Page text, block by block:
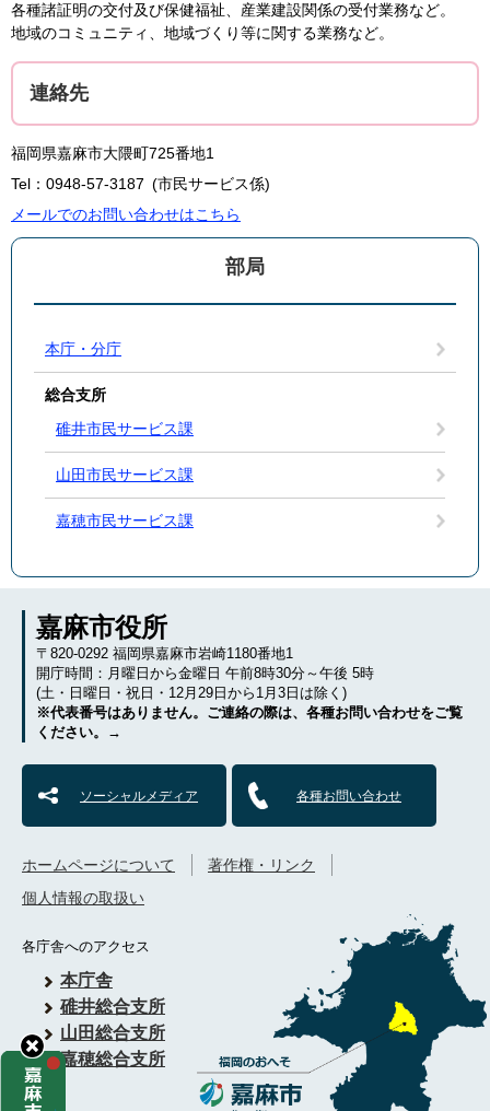
各種諸証明の交付及び保健福祉、産業建設関係の受付業務など。
地域のコミュニティ、地域づくり等に関する業務など。
連絡先
福岡県嘉麻市大隈町725番地1
Tel：0948-57-3187
市民サービス係
メールでのお問い合わせはこちら
部局
本庁・分庁
総合支所
碓井市民サービス課
山田市民サービス課
嘉穂市民サービス課
嘉麻市役所
〒820-0292 福岡県嘉麻市岩崎1180番地1
開庁時間：月曜日から金曜日 午前8時30分～午後 5時
(土・日曜日・祝日・12月29日から1月3日は除く)
※代表番号はありません。ご連絡の際は、各種お問い合わせをご覧
ください。→
ソーシャルメディア 各種お問い合わせ
各庁舎へのアクセス
本庁舎
碓井総合支所
山田総合支所
嘉穂総合支所
ホームページについて
著作権・リンク
個人情報の取扱い